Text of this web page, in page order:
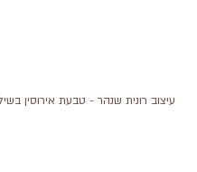
עיצוב רונית שנהר - טבעת אירוסין